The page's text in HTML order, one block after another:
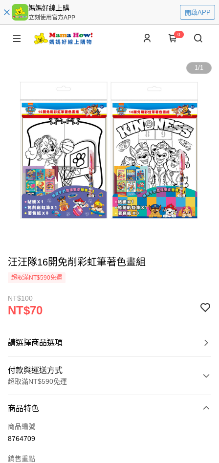
媽媽好線上購
立刻使用官方APP
開啟APP
0
1/1
汪汪隊16開免削彩虹筆著色畫組
超取滿NT$590免運
NT$100
NT$70
請選擇商品選項
付款與運送方式
超取滿NT$590免運
信用卡一次付款
超商取貨付款
商品特色
商品編號
8764709
銷售重點